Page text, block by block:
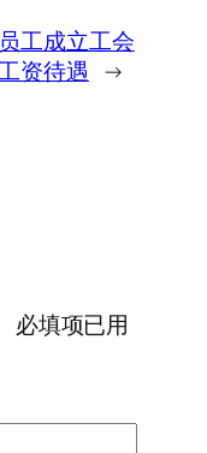
工成立工会
资待遇 →
必填项已用